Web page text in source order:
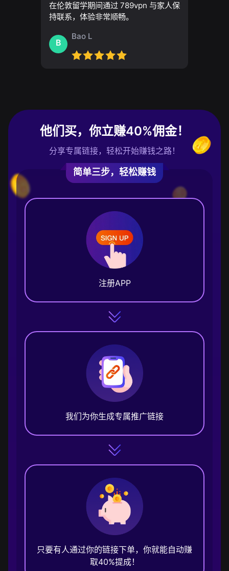
在伦敦留学期间通过 789vpn 与家人保
持联系，体验非常顺畅。
B
Bao L
他们买，你立赚40%佣金！
分享专属链接，轻松开始赚钱之路！
简单三步，轻松赚钱
注册APP
我们为你生成专属推广链接
只要有人通过你的链接下单，你就能自动赚
取40%提成！